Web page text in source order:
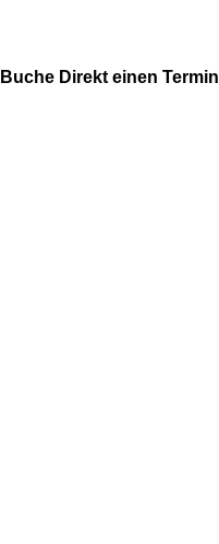
Buche Direkt einen Termin